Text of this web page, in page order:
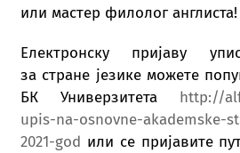
или мастер филолог англиста!
Електронску пријаву
за стране језике можете
БК Универзитета http://
upis-na-osnovne-akademske-
2021-god или се пријавите